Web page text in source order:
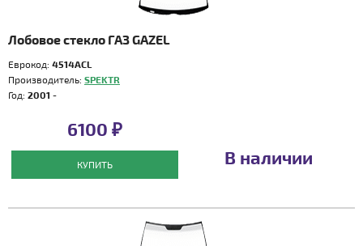
Лобовое стекло ГАЗ GAZEL
Еврокод: 4514ACL
Производитель: SPEKTR
Год: 2001 -
6100 ₽
КУПИТЬ В наличии